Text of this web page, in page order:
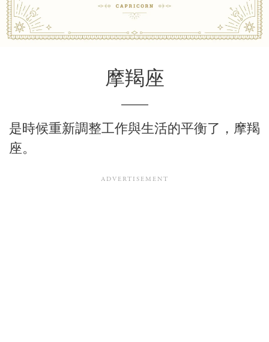
摩羯座
是時候重新調整工作與生活的平衡了，摩羯
座。